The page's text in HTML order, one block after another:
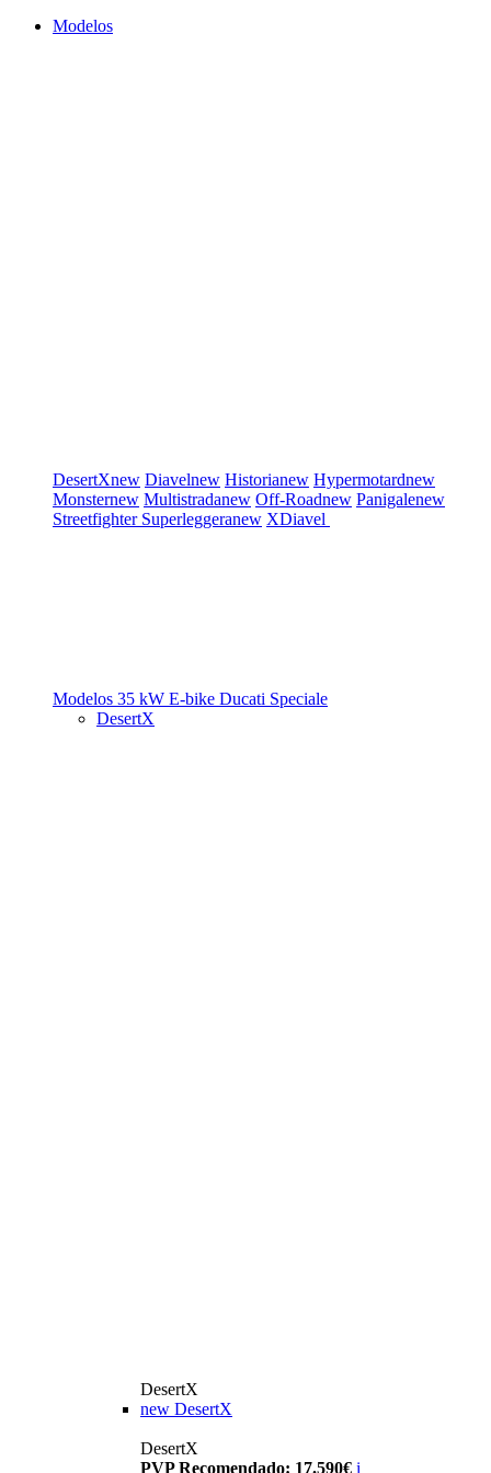
Modelos
DesertXnew Diavelnew Historianew Hypermotardnew
Monsternew Multistradanew Off-Roadnew Panigalenew
Streetfighter Superleggeranew XDiavel
Modelos 35 kW E-bike Ducati Speciale
DesertX
DesertX
new DesertX
DesertX
PVP Recomendado: 17.590€ i